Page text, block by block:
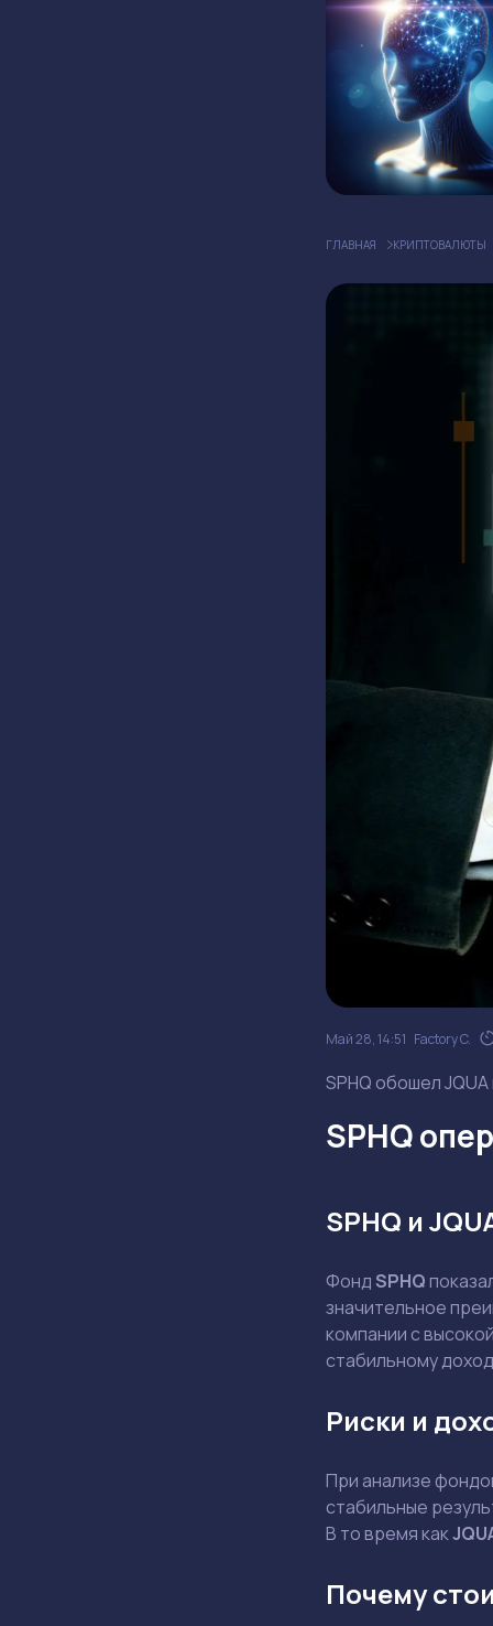
ГЛАВНАЯ КРИПТОВАЛЮТЫ
Май 28, 14:51 Factory C.
SPHQ обошел
SPHQ
SPHQ и
ФондSPHQ
значительное
компании с
стабильному
Риски и
При анализе
стабильные
В то время как
Почему